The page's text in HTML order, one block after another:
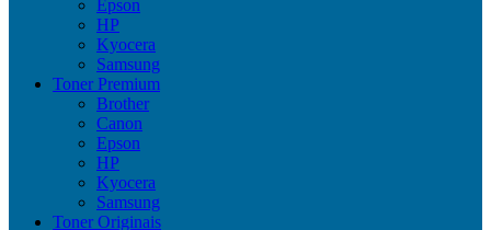
Epson
HP
Kyocera
Samsung
Toner Premium
Brother
Canon
Epson
HP
Kyocera
Samsung
Toner Originais